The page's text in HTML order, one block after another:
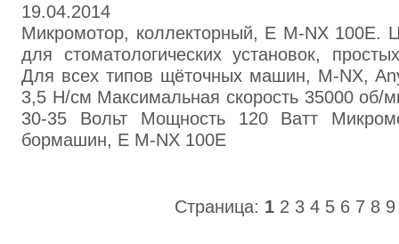
19.04.2014
Микромотор, коллекторный, Е M-NX 100E.
для стоматологических установок,
Для всех типов щёточных машин, M-NX,
3,5 Н/см Максимальная скорость 35000 об/
30-35 Вольт Мощность 120 Ватт
бормашин, Е M-NX 100E
Страница: 1 2 3 4 5 6 7 8 9